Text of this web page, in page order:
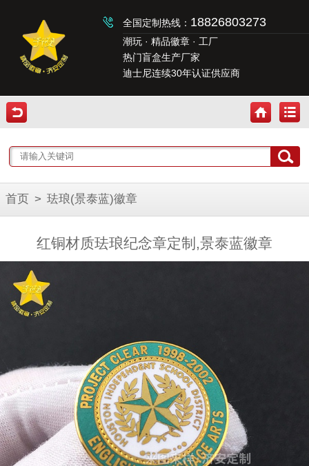
全国定制热线： 18826803273
潮玩 · 精品徽章 · 工厂
热门盲盒生产厂家
迪士尼连续30年认证供应商
首页 > 珐琅(景泰蓝)徽章
红铜材质珐琅纪念章定制,景泰蓝徽章